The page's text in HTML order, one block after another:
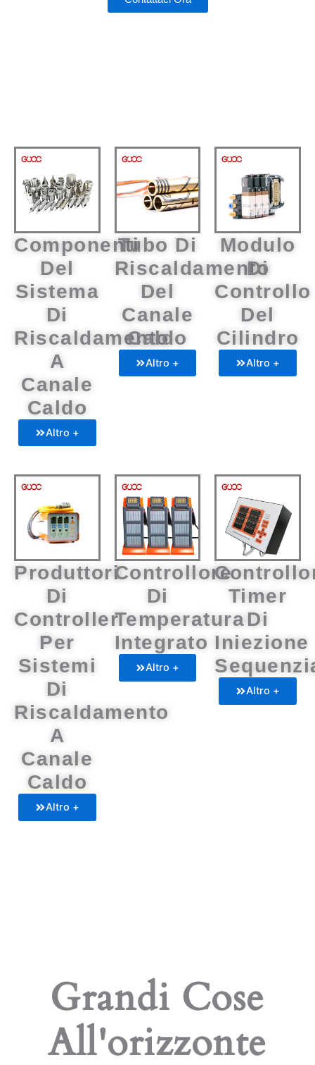
Componenti
Del
Sistema
Di
Riscaldamento
A
Canale
Caldo
Altro +
Tubo Di
Riscaldamento
Del
Canale
Caldo
Altro +
Modulo
Di
Controllo
Del
Cilindro
Altro +
Produttori
Di
Controller
Per
Sistemi
Di
Riscaldamento
A
Canale
Caldo
Altro +
Controllore
Di
Temperatura
Integrato
Altro +
Timer
Di
Iniezione
Altro +
Grandi Cose
All'orizzonte